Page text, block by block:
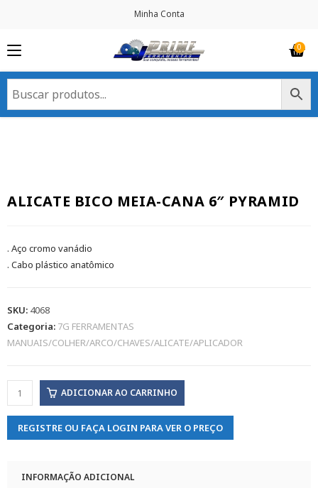
Minha Conta
ALICATE BICO MEIA-CANA 6″ PYRAMID
. Aço cromo vanádio
. Cabo plástico anatômico
SKU: 4068
Categoria: 7G FERRAMENTAS
MANUAIS/COLHER/ARCO/CHAVES/ALICATE/APLICADOR
ADICIONAR AO CARRINHO
REGISTRE OU FAÇA LOGIN PARA VER O PREÇO
INFORMAÇÃO ADICIONAL